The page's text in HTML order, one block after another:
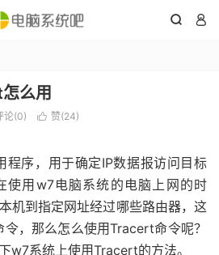
 
么用
论(0)  赞(24)
程序，用于确定IP数据报访问目标
使用w7电脑系统的电脑上网的时
机到指定网址经过哪些路由器，这
，那么怎么使用Tracert命令呢？
w7系统上使用Tracert的方法。